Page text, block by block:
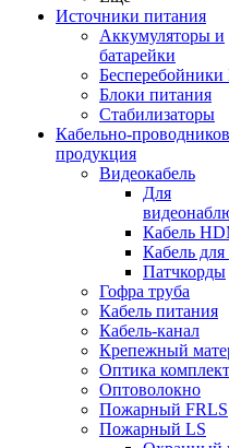
Источники питания
Аккумуляторы и
батарейки
Блоки питания
Стабилизаторы
Кабельно-
продукция
Видеокабель
Для
Кабель
Кабель
Патчкорды
Гофра труба
Кабель питания
Кабель-канал
Крепежный
Оптика
Оптоволокно
Пожарный FRLS
Пожарный LS